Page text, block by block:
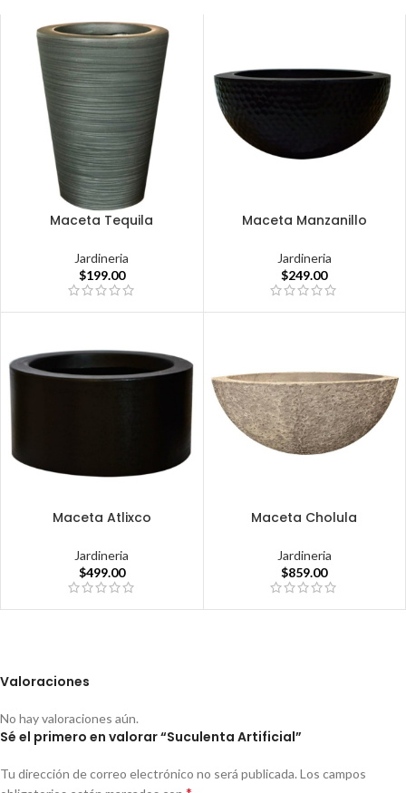
Maceta Tequila
Jardineria
$199.00
Maceta Manzanillo
Jardineria
$249.00
Maceta Atlixco
Jardineria
$499.00
Maceta Cholula
Jardineria
$859.00
Valoraciones
No hay valoraciones aún.
Sé el primero en valorar “Suculenta Artificial”
Tu dirección de correo electrónico no será publicada. Los campos